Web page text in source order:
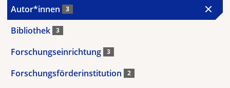
Autor*innen 3
Bibliothek 3
Forschungseinrichtung 3
Forschungsförderinstitution 2